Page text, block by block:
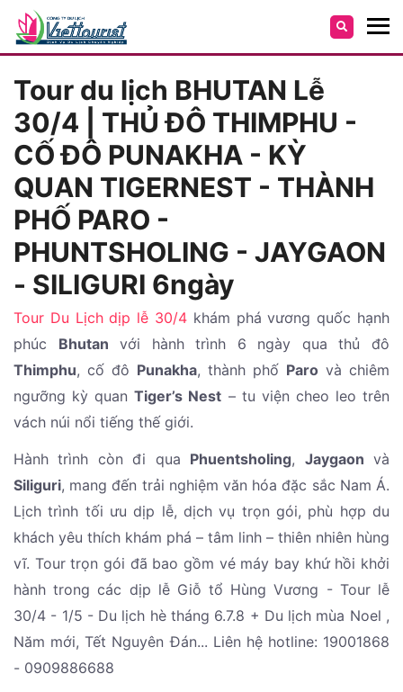
Tour du lịch BHUTAN Lễ
30/4 | THỦ ĐÔ THIMPHU -
CỐ ĐÔ PUNAKHA - KỲ
QUAN TIGERNEST - THÀNH
PHỐ PARO -
PHUNTSHOLING - JAYGAON
- SILIGURI 6ngày
Tour Du Lịch dịp lễ 30/4 khám phá vương quốc hạnh
phúc Bhutan với hành trình 6 ngày qua thủ đô
Thimphu, cố đô Punakha, thành phố Paro và chiêm
ngưỡng kỳ quanTiger’s Nest – tu viện cheo leo trên
vách núi nổi tiếng thế giới.
Hành trình còn đi qua Phuentsholing, Jaygaon và
Siliguri, mang đến trải nghiệm văn hóa đặc sắc Nam Á.
Lịch trình tối ưu dịp lễ, dịch vụ trọn gói, phù hợp du
khách yêu thích khám phá – tâm linh – thiên nhiên hùng
vĩ. Tour trọn gói đã bao gồm vé máy bay khứ hồi khởi
hành trong các dịp lễ Giỗ tổ Hùng Vương - Tour lễ
30/4 - 1/5 - Du lịch hè tháng 6.7.8 + Du lịch mùa Noel ,
Năm mới, Tết Nguyên Đán... Liên hệ hotline: 19001868
- 0909886688